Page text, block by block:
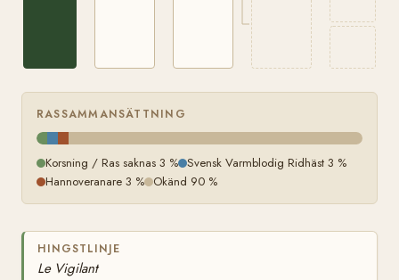
RASSAMMANSÄTTNING
Korsning / Ras saknas 3 % Svensk Varmblodig Ridhäst 3 %
Hannoveranare 3 % Okänd 90 %
HINGSTLINJE
Le Vigilant